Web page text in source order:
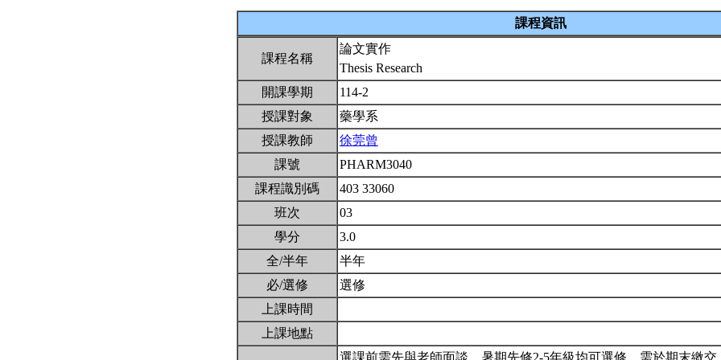
課程資訊
課程名稱
論文實作
Thesis Research
開課學期
114-2
授課對象
藥學系
授課教師
徐莞曾
課號
PHARM3040
課程識別碼
403 33060
班次
03
學分
3.0
全/半年
半年
必/選修
選修
上課時間
上課地點
選課前需先與老師面談。暑期先修2-5年級均可選修，需於期末繳交